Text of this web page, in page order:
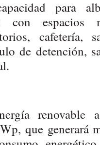
para
espacios
cafetería,
de detención,
renovable
que generará